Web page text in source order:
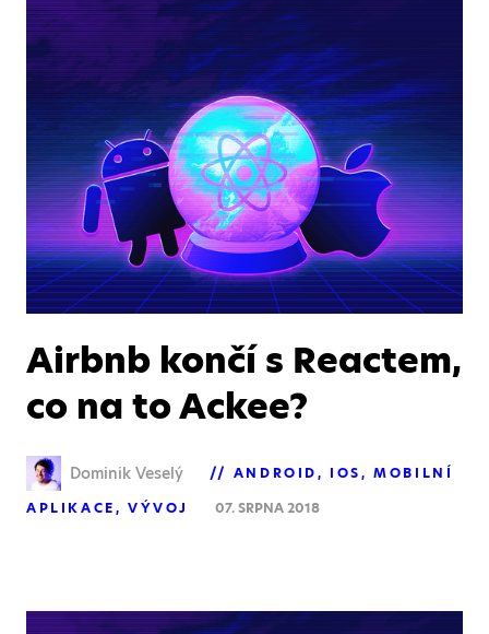
Airbnb končí s Reactem,
co na to Ackee?
Dominik Veselý ANDROID IOS
MOBILNÍ
APLIKACE
VÝVOJ 07. SRPNA 2018